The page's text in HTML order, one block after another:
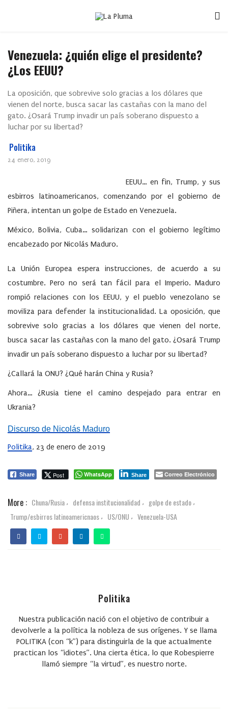
Venezuela: ¿quién elige el presidente?
¿Los EEUU?
La oposición, que sobrevive solo gracias a los dólares que
vienen del norte, busca sacar las castañas con la mano del
gato. ¿Osará Trump invadir un país soberano dispuesto a
luchar por su libertad?
Politika
24 enero, 2019
EEUU… en fin, Trump, y sus
esbirros latinoamericanos, comenzando por el gobierno de
Piñera, intentan un golpe de Estado en Venezuela.
México, Bolivia, Cuba… solidarizan con el gobierno legítimo
encabezado por Nicolás Maduro.
La Unión Europea espera instrucciones, de acuerdo a su
costumbre. Pero no será tan fácil para el Imperio. Maduro
rompió relaciones con los EEUU, y el pueblo venezolano se
moviliza para defender la institucionalidad. La oposición, que
sobrevive solo gracias a los dólares que vienen del norte,
busca sacar las castañas con la mano del gato. ¿Osará Trump
invadir un país soberano dispuesto a luchar por su libertad?
¿Callará la ONU? ¿Qué harán China y Rusia?
Ahora… ¿Rusia tiene el camino despejado para entrar en
Ukrania?
Discurso de Nicolás Maduro
Politika, 23 de enero de 2019
Share Post WhatsApp Share Correo Electrónico
More : Chuna/Rusia , defensa institucionalidad , golpe de estado ,
Trump/esbirros latinoamericnaos , US/ONU , Venezuela-USA
Politika
Nuestra publicación nació con el objetivo de contribuir a
devolverle a la política la nobleza de sus orígenes. Y se llama
POLITIKA (con “k”) para distinguirla de la que actualmente
practican los “idiotes”. Una cierta ética, lo que Robespierre
llamó siempre “la virtud”, es nuestro norte.